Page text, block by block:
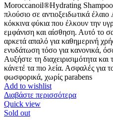
Moroccanoil®Hydrating Shampoo
πλούσιο σε αντιοξειδωτικά
κόκκινα φύκια που έλκουν την
εμφάνιση και αίσθηση. Αυτό το
αρκετά απαλό για καθημερινή
ενυδάτωση τόσο για κανονικά,
Αυξήστε τη διαχειρισιμότητα
κάνετέ τα πιο λεία. Ασφαλές για
φωσφορικά, χωρίς parabens
Add to wishlist
Διαβάστε περισσότερα
Quick view
Sold out